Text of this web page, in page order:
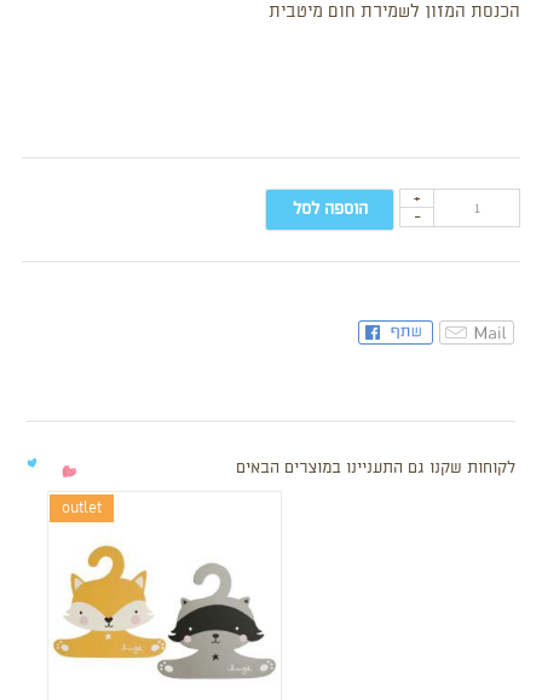
הכנסת המזון לשמירת חום מיטבית
-
+ הוספה לסל
לקוחות שקנו גם התעניינו במוצרים הבאים
outlet